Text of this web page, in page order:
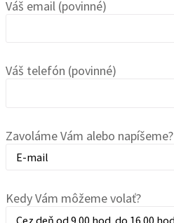
Váš email (povinné)
Váš telefón (povinné)
Zavoláme Vám alebo napíšeme?
Kedy Vám môžeme volať?